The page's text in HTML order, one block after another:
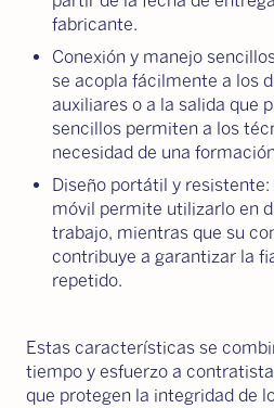
fabricante.
Conexión y manejo
se acopla fácilmente a los
auxiliares o a la salida que
sencillos permiten a los
necesidad de una
Diseño portátil y
móvil permite utilizarlo en
trabajo, mientras que su
contribuye a garantizar la
repetido.
Estas características se
tiempo y esfuerzo a
que protegen la integridad de